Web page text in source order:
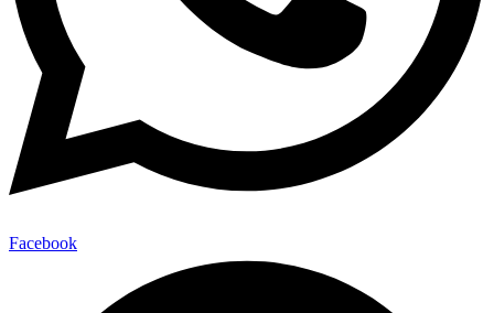
Facebook